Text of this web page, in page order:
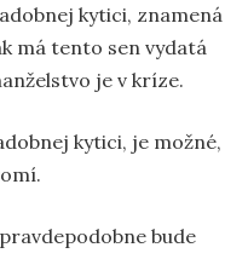
kytici, znamená
má tento sen vydatá
je v kríze.
kytici, je možné,
bude